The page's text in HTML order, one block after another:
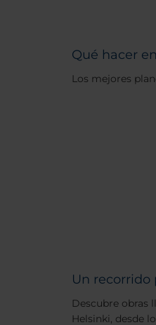
Qué hacer
Los mejores
Un recorrido
Descubre obras
Helsinki, desde